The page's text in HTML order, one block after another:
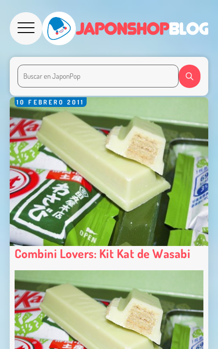
10 FEBRERO 2011
Combini Lovers: Kit Kat de Wasabi